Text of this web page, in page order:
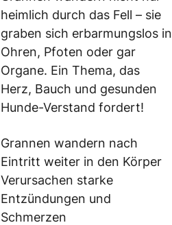
heimlich durch das Fell – sie
graben sich erbarmungslos in
Ohren, Pfoten oder gar
Organe. Ein Thema, das
Herz, Bauch und gesunden
Hunde-Verstand fordert!
Grannen wandern nach
Eintritt weiter in den Körper
Verursachen starke
Entzündungen und
Schmerzen